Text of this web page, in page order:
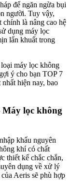
để ngăn ngừa bụi
người. Tuy vậy,
là nâng cao hệ
dụng máy lọc
lẩn khuất trong
máy lọc không
ý cho bạn TOP 7
hiện nay, bao
lọc không
khẩu nguyên
khí có chất
thiết kế chắc chắn,
dụng về xử lý
Aeris sẽ phù hợp